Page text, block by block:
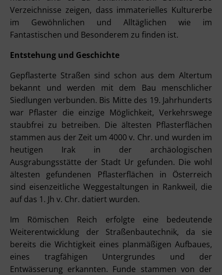
Verzeichnisse zeigen, dass immaterielles Kulturerbe
im Gewöhnlichen und Alltäglichen wie im
Fantastischen und Besonderem zu finden ist.
Entstehung und Geschichte
Gepflasterte Straßen sind schon aus dem Altertum
bekannt und werden mit dem Bau menschlicher
Siedlungen verbunden. Bis Mitte des 19. Jahrhunderts
war Pflaster die einzige Möglichkeit, Verkehrswege
staubfrei zu betreiben. Die ältesten Pflasterflächen
stammen aus der Zeit um 4000 v. Chr. und wurden im
heutigen Irak in der archäologischen
Ausgrabungsstätte der Stadt Ur gefunden. Die wohl
ältesten gefundenen Pflasterflächen in Österreich
sind eisenzeitliche Weggestaltungen in Rankweil, die
auf das 1. Jh v. Chr. datiert wurden.
Im Römischen Reich erfolgte eine bedeutende
Weiterentwicklung der Straßenbautechnik, da sie
bereits die Wichtigkeit eines planmäßigen Aufbaues,
eines tragfähigen Untergrundes und der
Entwässerung erkannten. Funde stammen von der